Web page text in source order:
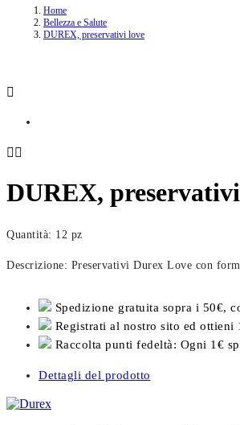
Home
Bellezza e Salute
DUREX, preservativi love

 
DUREX,
Quantità: 12 pz
Descrizione: Preservativi Durex Love con
Spedizione gratuita sopra i 50€,
Registrati al nostro sito ed ottieni
Raccolta punti fedeltà: Ogni 1€
Dettagli del prodotto